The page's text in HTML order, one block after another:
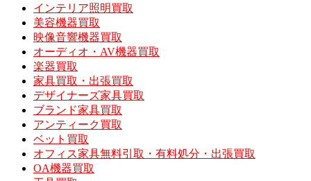
インテリア照明買取
美容機器買取
映像音響機器買取
オーディオ・AV機器買取
楽器買取
家具買取・出張買取
デザイナーズ家具買取
ブランド家具買取
アンティーク買取
ベット買取
オフィス家具無料引取・有料処分・出張買取
OA機器買取